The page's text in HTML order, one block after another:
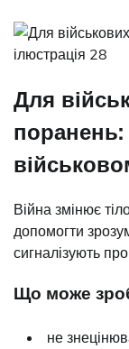
Для
Війна змінює
допомогти
сигналізують
Що може
не